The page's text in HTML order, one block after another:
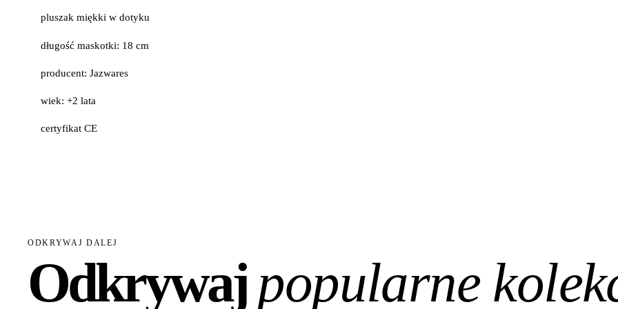
pluszak miękki w dotyku
długość maskotki: 18 cm
producent: Jazwares
wiek: +2 lata
certyfikat CE
ODKRYWAJ DALEJ
Odkrywaj popularne